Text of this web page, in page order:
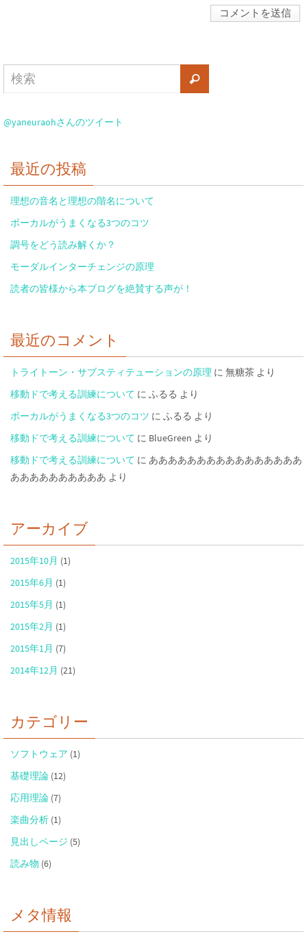
@yaneuraohさんのツイート
最近の投稿
理想の音名と理想の階名について
ボーカルがうまくなる3つのコツ
調号をどう読み解くか？
モーダルインターチェンジの原理
読者の皆様から本ブログを絶賛する声が！
最近のコメント
トライトーン・サブスティテューションの原理 に 無糖茶 より
移動ドで考える訓練について に ふるる より
ボーカルがうまくなる3つのコツ に ふるる より
移動ドで考える訓練について に BlueGreen より
移動ドで考える訓練について に ああああああああああああああああ
ああああああああああ より
アーカイブ
2015年10月 (1)
2015年6月 (1)
2015年5月 (1)
2015年2月 (1)
2015年1月 (7)
2014年12月 (21)
カテゴリー
ソフトウェア (1)
基礎理論 (12)
応用理論 (7)
楽曲分析 (1)
見出しページ (5)
読み物 (6)
メタ情報